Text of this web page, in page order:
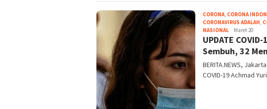
CORONA CORONA
CORONAVIRUS ADALAH
NASIONAL rootMaret 20
UPDATE
Sembuh, 32
BERITA.NEWS,
COVID-19 Achmad